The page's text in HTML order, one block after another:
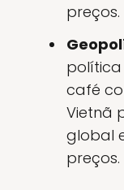
preços.
café
Vietnã
global
preços.